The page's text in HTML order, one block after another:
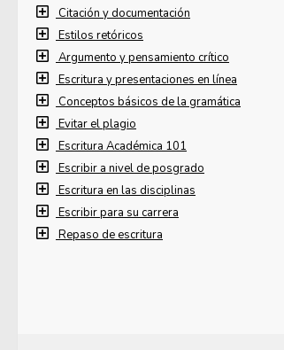
Citación y documentación
Estilos retóricos
Argumento y pensamiento crítico
Escritura y presentaciones en línea
Conceptos básicos de la gramática
Evitar el plagio
Escritura Académica 101
Escribir a nivel de posgrado
Escritura en las disciplinas
Escribir para su carrera
Repaso de escritura